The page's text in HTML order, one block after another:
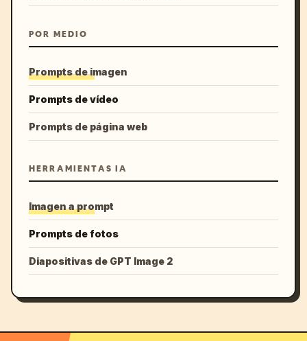
POR MEDIO
Prompts de imagen
Prompts de vídeo
Prompts de página web
HERRAMIENTAS IA
Imagen a prompt
Prompts de fotos
Diapositivas de GPT Image 2